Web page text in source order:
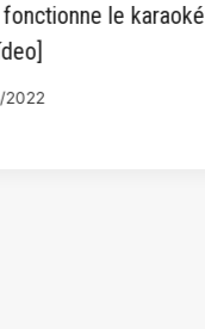
le karaoké
2022